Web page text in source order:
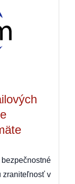
zraniteľnosť v